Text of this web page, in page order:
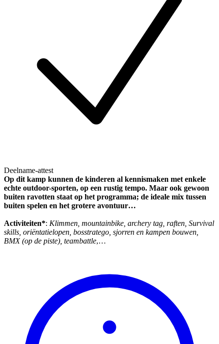
Deelname-attest
Op dit kamp kunnen de kinderen al kennismaken met enkele
echte outdoor-sporten, op een rustig tempo. Maar ook gewoon
buiten ravotten staat op het programma; de ideale mix tussen
buiten spelen en het grotere avontuur…
Activiteiten*: Klimmen, mountainbike, archery tag, raften, Survival
skills, oriëntatielopen, bosstratego, sjorren en kampen bouwen,
BMX (op de piste), teambattle,…